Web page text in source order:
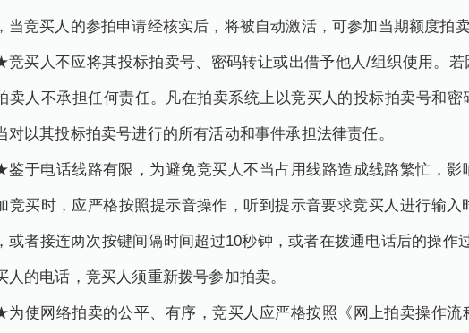
当竞买人的参拍申请经核实后，将被自动激活，可参加当期额度拍卖
人不应将其投标拍卖号、密码转让或出借予他人/组织使用。若
卖人不承担任何责任。凡在拍卖系统上以竞买人的投标拍卖号和
对以其投标拍卖号进行的所有活动和事件承担法律责任。
电话线路有限，为避免竞买人不当占用线路造成线路繁忙，影
竞买时，应严格按照提示音操作，听到提示音要求竞买人进行输
或者接连两次按键间隔时间超过10秒钟，或者在拨通电话后的操作
人的电话，竞买人须重新拨号参加拍卖。
网络拍卖的公平、有序，竞买人应严格按照《网上拍卖操作流